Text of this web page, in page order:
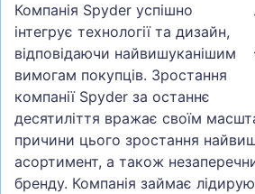
Компанія Spyder успішно
інтегрує технології та дизайн,
відповідаючи найвишуканішим
вимогам покупців. Зростання
компанії Spyder за останнє
десятиліття вражає своїм
причини цього зростання
асортимент, а також
бренду. Компанія займає